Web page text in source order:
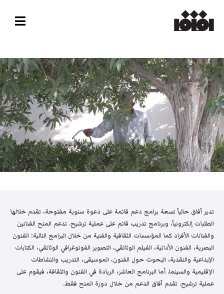
تدير آفاق حالياً تسعة برامج دعم قائمة على دعوة سنوية مفتوحة، تقدم خلالها
الطلبات إلكترونياً، وبرنامج تدريب قائم على عملية ترشيح. تدعم المنح الفنانين
والفنانات الأفراد كما المؤسسات الثقافية والفنية من خلال البرامج التالية: الفنون
البصرية، الفنون الأدائية، الفيلم الوثائقي، التصوير الفوتوغرافي الوثائقي، الكتابات
الإبداعية والنقدية، البحوث حول الفنون، الموسيقى، التدريب والنشاطات
الإقليمية والسينما. أما البرنامج العاشر، الريادة في الفنون والثقافة، فيقوم على
عملية ترشيح. تقدم آفاق الدعم من خلال دورة المنح فقط.